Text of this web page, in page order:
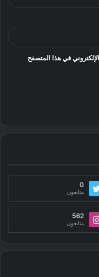
في هذا المتصفح
0
متابعون
562
متابعون